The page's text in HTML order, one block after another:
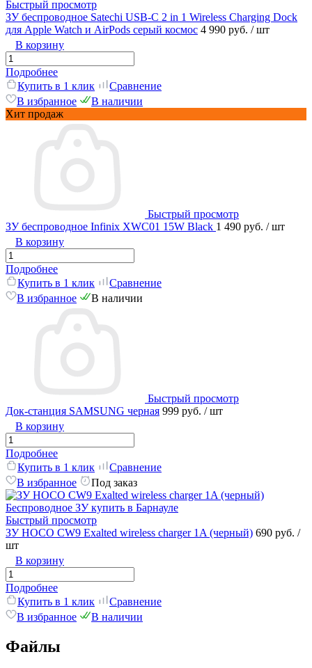
Быстрый просмотр
ЗУ беспроводное Satechi USB-C 2 in 1 Wireless Charging Dock
для Apple Watch и AirPods серый космос 4 990 руб. / шт
В корзину
Подробнее
Купить в 1 клик
Сравнение
В избранное
В наличии
Хит продаж
Быстрый просмотр
ЗУ беспроводное Infinix XWC01 15W Black 1 490 руб. / шт
В корзину
Подробнее
Купить в 1 клик
Сравнение
В избранное
В наличии
Быстрый просмотр
Док-станция SAMSUNG черная 999 руб. / шт
В корзину
Подробнее
Купить в 1 клик
Сравнение
В избранное
Под заказ
Быстрый просмотр
ЗУ HOCO CW9 Exalted wireless charger 1A (черный) 690 руб. /
шт
В корзину
Подробнее
Купить в 1 клик
Сравнение
В избранное
В наличии
Файлы